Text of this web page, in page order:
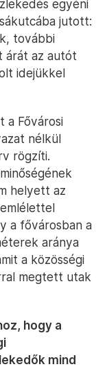
egyéni
jutott:
további
árát az autót
idejükkel
a Fővárosi
nélkül
rögzíti.
helyett az
a fővárosban a
aránya
a közösségi
megtett utak
hogy a
mind